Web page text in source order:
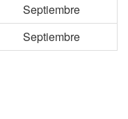
Septiembre
Septiembre